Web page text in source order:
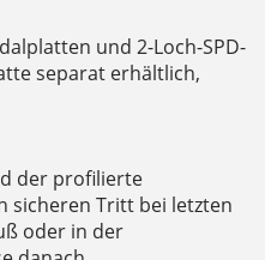
und 2-Loch-SPD-
separat erhältlich,
der profilierte
sicheren Tritt bei letzten
oder in der